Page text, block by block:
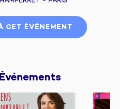
CET ÉVÉNEMENT
Événements